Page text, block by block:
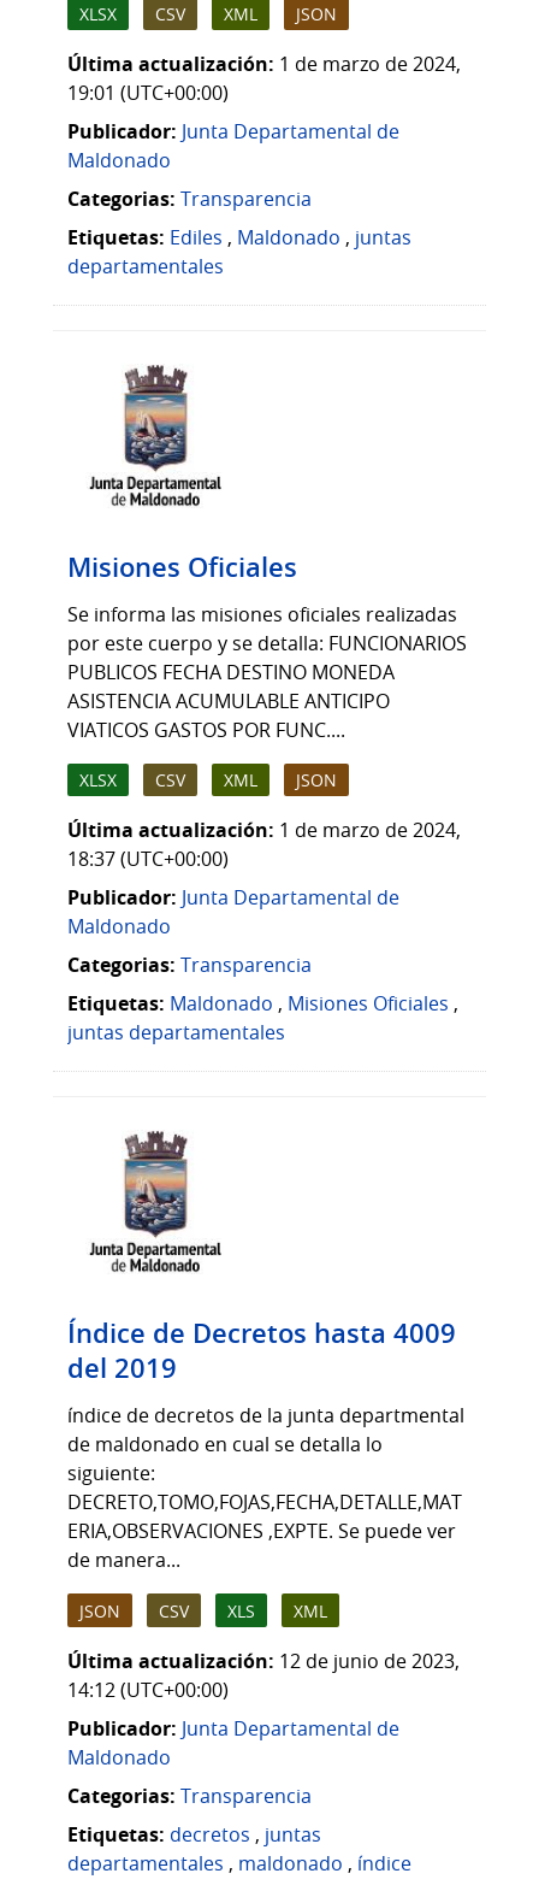
XLSX CSV XML JSON
Última actualización: 1 de marzo de 2024,
19:01 (UTC+00:00)
Publicador: Junta Departamental de
Maldonado
Categorias: Transparencia
Etiquetas: Ediles , Maldonado , juntas
departamentales
Misiones Oficiales
Se informa las misiones oficiales realizadas
por este cuerpo y se detalla: FUNCIONARIOS
PUBLICOS FECHA DESTINO MONEDA
ASISTENCIA ACUMULABLE ANTICIPO
VIATICOS GASTOS POR FUNC....
XLSX CSV XML JSON
Última actualización: 1 de marzo de 2024,
18:37 (UTC+00:00)
Publicador: Junta Departamental de
Maldonado
Categorias: Transparencia
Etiquetas: Maldonado , Misiones Oficiales ,
juntas departamentales
Índice de Decretos hasta 4009
del 2019
índice de decretos de la junta departmental
de maldonado en cual se detalla lo
siguiente:
DECRETO,TOMO,FOJAS,FECHA,DETALLE,MAT
ERIA,OBSERVACIONES ,EXPTE. Se puede ver
de manera...
JSON CSV XLS XML
Última actualización: 12 de junio de 2023,
14:12 (UTC+00:00)
Publicador: Junta Departamental de
Maldonado
Categorias: Transparencia
Etiquetas: decretos , juntas
departamentales , maldonado , índice